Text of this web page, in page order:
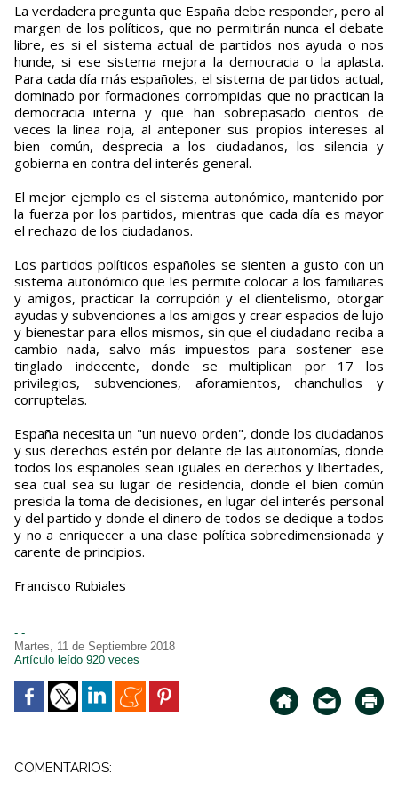
La verdadera pregunta que España debe responder, pero al
margen de los políticos, que no permitirán nunca el debate
libre, es si el sistema actual de partidos nos ayuda o nos
hunde, si ese sistema mejora la democracia o la aplasta.
Para cada día más españoles, el sistema de partidos actual,
dominado por formaciones corrompidas que no practican la
democracia interna y que han sobrepasado cientos de
veces la línea roja, al anteponer sus propios intereses al
bien común, desprecia a los ciudadanos, los silencia y
gobierna en contra del interés general.
El mejor ejemplo es el sistema autonómico, mantenido por
la fuerza por los partidos, mientras que cada día es mayor
el rechazo de los ciudadanos.
Los partidos políticos españoles se sienten a gusto con un
sistema autonómico que les permite colocar a los familiares
y amigos, practicar la corrupción y el clientelismo, otorgar
ayudas y subvenciones a los amigos y crear espacios de lujo
y bienestar para ellos mismos, sin que el ciudadano reciba a
cambio nada, salvo más impuestos para sostener ese
tinglado indecente, donde se multiplican por 17 los
privilegios, subvenciones, aforamientos, chanchullos y
corruptelas.
España necesita un "un nuevo orden", donde los ciudadanos
y sus derechos estén por delante de las autonomías, donde
todos los españoles sean iguales en derechos y libertades,
sea cual sea su lugar de residencia, donde el bien común
presida la toma de decisiones, en lugar del interés personal
y del partido y donde el dinero de todos se dedique a todos
y no a enriquecer a una clase política sobredimensionada y
carente de principios.
Francisco Rubiales
- -
Martes, 11 de Septiembre 2018
Artículo leído 920 veces
COMENTARIOS: